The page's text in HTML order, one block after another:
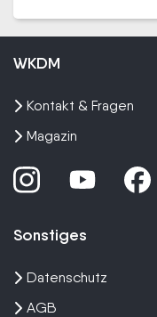
WKDM
Kontakt & Fragen
Magazin
Sonstiges
Datenschutz
AGB